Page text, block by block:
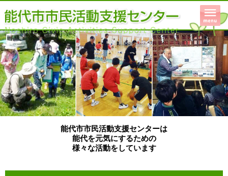
能代市市民活動支援センターは
能代を元気にするための
様々な活動をしています